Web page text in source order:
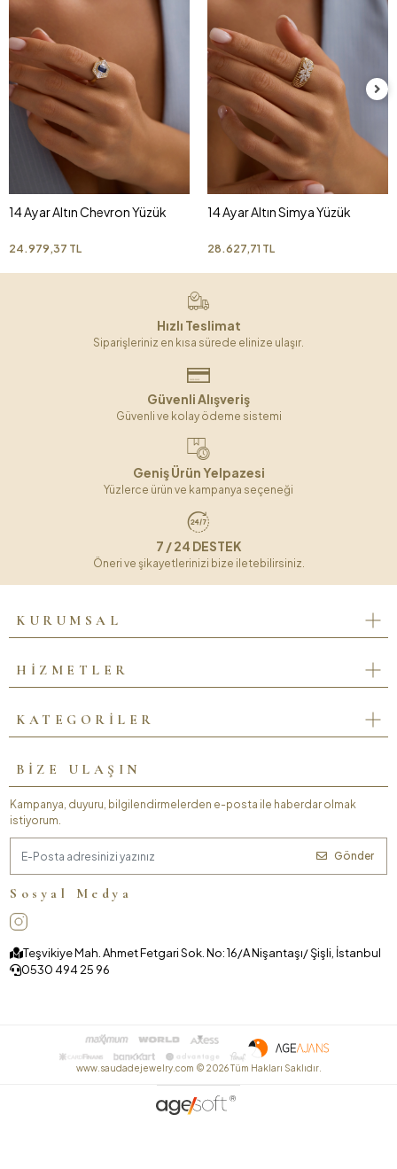
14 Ayar Altın Chevron Yüzük
24.979,37 TL
14 Ayar Altın Simya Yüzük
28.627,71 TL
Hızlı Teslimat
Siparişleriniz en kısa sürede elinize ulaşır.
Güvenli Alışveriş
Güvenli ve kolay ödeme sistemi
Geniş Ürün Yelpazesi
Yüzlerce ürün ve kampanya seçeneği
7 / 24 DESTEK
Öneri ve şikayetlerinizi bize iletebilirsiniz.
KURUMSAL
HİZMETLER
KATEGORİLER
BİZE ULAŞIN
Kampanya, duyuru, bilgilendirmelerden e-posta ile haberdar olmak
istiyorum.
Gönder
Sosyal Medya
Teşvikiye Mah. Ahmet Fetgari Sok. No: 16/A Nişantaşı/ Şişli, İstanbul
0530 494 25 96
www.saudadejewelry.com © 2026Tüm Hakları Saklıdır.